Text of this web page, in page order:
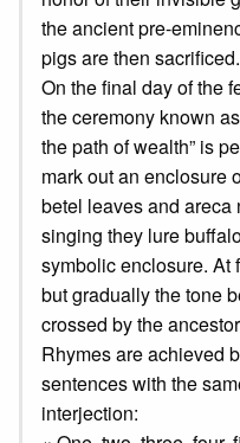
the ancient pre-
pigs are then sacrificed.
On the final day of the
the ceremony known
the path of wealth” is
mark out an enclosure
betel leaves and areca
singing they lure
symbolic enclosure. At
but gradually the tone
crossed by the
Rhymes are achieved
sentences with the
interjection: